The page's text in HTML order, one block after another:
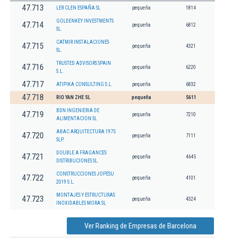
47.713 LER CLEN ESPAÑA SL pequeña 1814
47.714
GOLDENKEY INVESTMENTS
SL.
pequeña 6812
47.715
CATMIR INSTALACIONES
SL.
pequeña 4321
47.716
TRUSTED ADVISORS SPAIN
S.L.
pequeña 6220
47.717 ATIPIKA CONSULTING S.L. pequeña 6832
47.718 RIO YAN ZHE SL pequeña 5611
47.719
BDN INGENIERIA DE
ALIMENTACION SL
pequeña 7210
47.720
ABAC ARQUITECTURA 1975
SLP.
pequeña 7111
47.721
DOUBLE A FRAGANCES
DISTRIBUCIONES SL.
pequeña 4645
47.722
CONSTRUCCIONES JOPESU
2019 S.L.
pequeña 4101
47.723
MONTAJES Y ESTRUCTURAS
INOXIDABLES MORA SL
pequeña 4324
Ver Ranking de Empresas de Barcelona